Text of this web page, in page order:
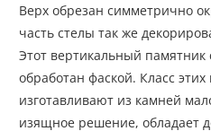
Верх обрезан симметрично
часть стелы так же
Этот вертикальный
обработан фаской. Класс
изготавливают из камней
изящное решение, обладает